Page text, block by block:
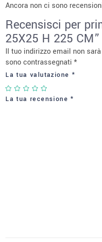
Ancora non ci sono
Recensisci per
25X25 H 225 CM”
Il tuo indirizzo email non
sono contrassegnati*
La tua valutazione *
La tua recensione*